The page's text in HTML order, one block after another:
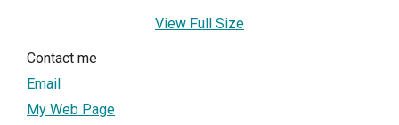
View Full Size
Contact me
Email
My Web Page